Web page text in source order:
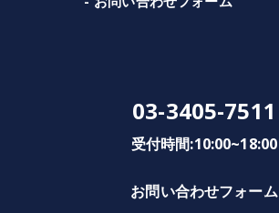
03-3405-7511
受付時間:10:00~18:00
お問い合わせフォーム